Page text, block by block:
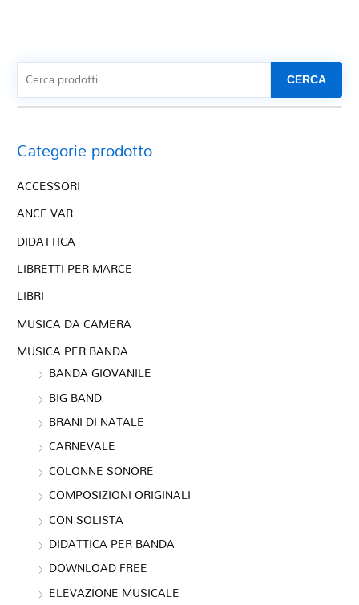
CERCA
Categorie prodotto
ACCESSORI
ANCE VAR
DIDATTICA
LIBRETTI PER MARCE
LIBRI
MUSICA DA CAMERA
MUSICA PER BANDA
BANDA GIOVANILE
BIG BAND
BRANI DI NATALE
CARNEVALE
COLONNE SONORE
COMPOSIZIONI ORIGINALI
CON SOLISTA
DIDATTICA PER BANDA
DOWNLOAD FREE
ELEVAZIONE MUSICALE